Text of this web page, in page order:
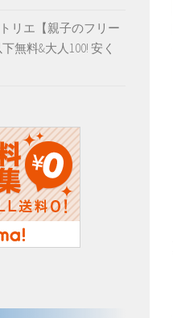
リエ【親子のフリー
無料&大人100! 安く